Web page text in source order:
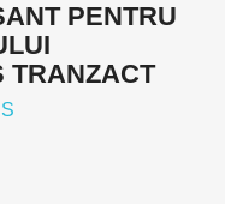
PENTRU
TRANZACT